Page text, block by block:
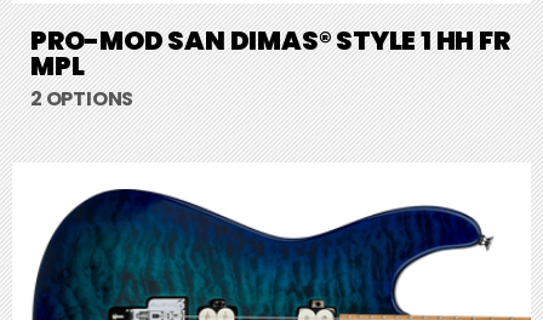
PRO-MOD SAN DIMAS® STYLE 1 HH FR
MPL
2 OPTIONS